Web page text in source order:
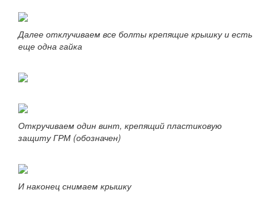
Далее отклучиваем все болты крепящие крышку и есть
еще одна гайка
Откручиваем один винт, крепящий пластиковую
защиту ГРМ (обозначен)
И наконец снимаем крышку